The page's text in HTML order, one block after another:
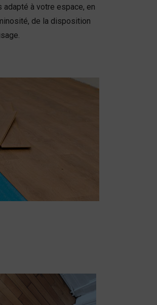
à votre espace, en
de la disposition